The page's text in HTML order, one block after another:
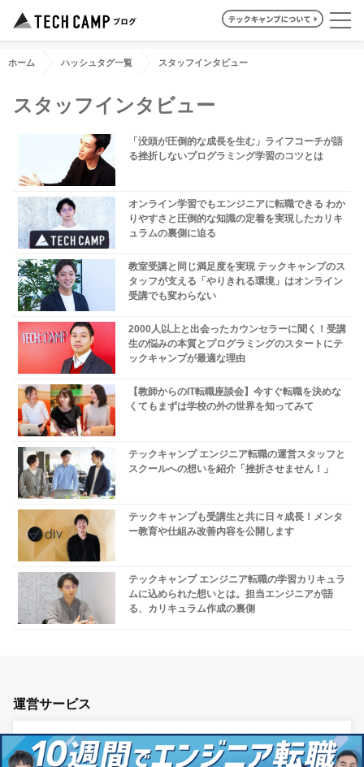
ホーム ハッシュタグ一覧 スタッフインタビュー
スタッフインタビュー
「没頭が圧倒的な成長を生む」ライフコーチが語
る挫折しないプログラミング学習のコツとは
オンライン学習でもエンジニアに転職できる わか
りやすさと圧倒的な知識の定着を実現したカリキ
ュラムの裏側に迫る
教室受講と同じ満足度を実現 テックキャンプのス
タッフが支える「やりきれる環境」はオンライン
受講でも変わらない
2000人以上と出会ったカウンセラーに聞く！受講
生の悩みの本質とプログラミングのスタートにテ
ックキャンプが最適な理由
【教師からのIT転職座談会】今すぐ転職を決めな
くてもまずは学校の外の世界を知ってみて
テックキャンプ エンジニア転職の運営スタッフと
スクールへの想いを紹介「挫折させません！」
テックキャンプも受講生と共に日々成長！メンタ
ー教育や仕組み改善内容を公開します
テックキャンプ エンジニア転職の学習カリキュラ
ムに込められた想いとは。担当エンジニアが語
る、カリキュラム作成の裏側
運営サービス